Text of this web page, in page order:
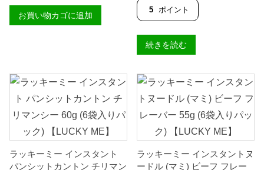
ミ
ー
イ
ト
パ
シ
ッ
ト
カ
ン
ン
レ
お買い物カゴに追加
5 ポイント
続きを読む
ラッキーミー インスタント
パンシットカントン チリマン
ラッキーミー インスタントヌ
ードル (マミ) ビーフ フレー